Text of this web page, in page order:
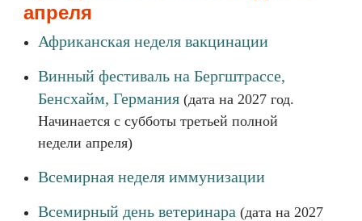
апреля
Африканская неделя вакцинации
Винный фестиваль на Бергштрассе,
Бенсхайм, Германия (дата на 2027 год.
Начинается с субботы третьей полной
недели апреля)
Всемирная неделя иммунизации
Всемирный день ветеринара (дата на 2027